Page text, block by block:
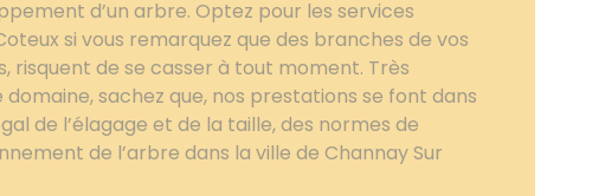
d’un arbre. Optez pour les services
si vous remarquez que des branches de vos
risquent de se casser à tout moment. Très
sachez que, nos prestations se font dans
de l’élagage et de la taille, des normes de
de l’arbre dans la ville de Channay Sur